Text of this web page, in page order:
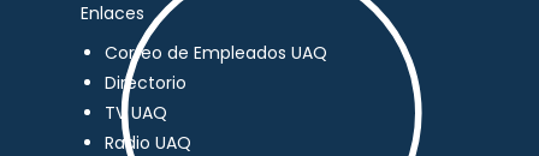
Enlaces
Correo de Empleados UAQ
Directorio
TV UAQ
Radio UAQ